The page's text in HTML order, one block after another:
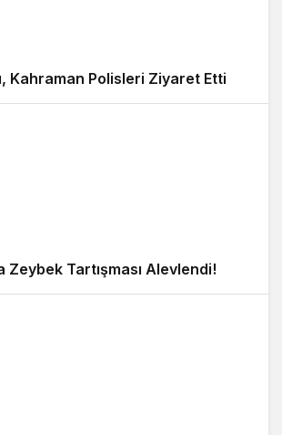
Kahraman Polisleri Ziyaret Etti
Zeybek Tartışması Alevlendi!